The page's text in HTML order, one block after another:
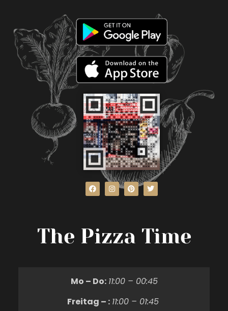
The Pizza Time
Mo – Do: 11:00 – 00:45
Freitag – : 11:00 – 01:45